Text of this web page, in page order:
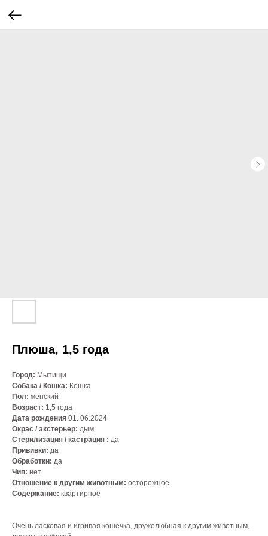
Плюша, 1,5 года
Город: Мытищи
Собака / Кошка: Кошка
Пол: женский
Возраст: 1,5 года
Дата рождения 01. 06.2024
Окрас / экстерьер: дым
Стерилизация / кастрация : да
Прививки: да
Обработки: да
Чип: нет
Отношение к другим животным: осторожное
Содержание: квартирное
Очень ласковая и игривая кошечка, дружелюбная к другим животным,